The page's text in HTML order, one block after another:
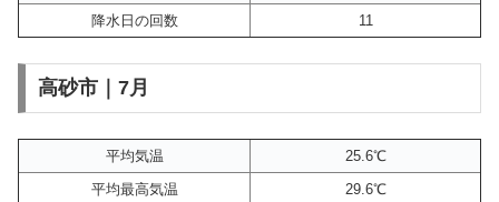
降水日の回数
11
高砂市｜7月
平均気温
25.6℃
平均最高気温
29.6℃